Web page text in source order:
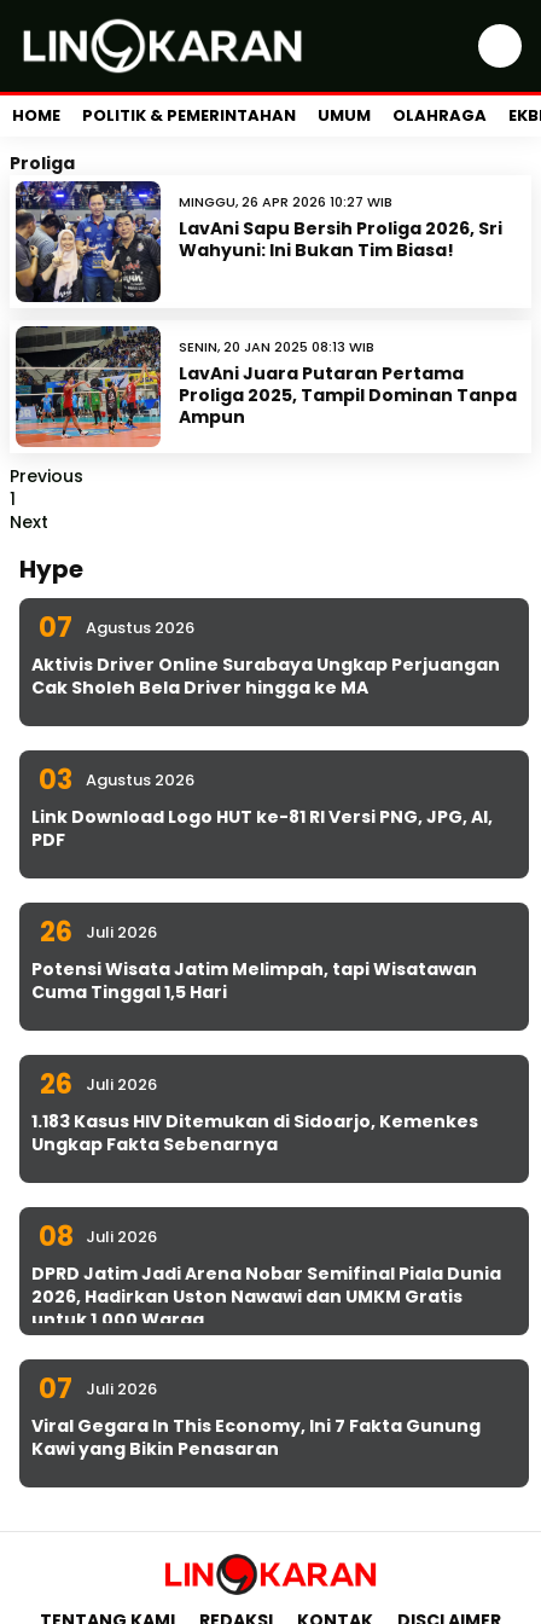
HOME POLITIK & PEMERINTAHAN UMUM OLAHRAGA
Proliga
MINGGU, 26 APR 2026 10:27 WIB
LavAni Sapu Bersih Proliga 2026, Sri
Wahyuni: Ini Bukan Tim Biasa!
SENIN, 20 JAN 2025 08:13 WIB
LavAni Juara Putaran Pertama
Proliga 2025, Tampil Dominan Tanpa
Ampun
Previous
1
Next
Hype
07 Agustus 2026
Aktivis Driver Online Surabaya Ungkap Perjuangan
Cak Sholeh Bela Driver hingga ke MA
03 Agustus 2026
Link Download Logo HUT ke-81 RI Versi PNG, JPG, AI,
PDF
26 Juli 2026
Potensi Wisata Jatim Melimpah, tapi Wisatawan
Cuma Tinggal 1,5 Hari
26 Juli 2026
1.183 Kasus HIV Ditemukan di Sidoarjo, Kemenkes
Ungkap Fakta Sebenarnya
08 Juli 2026
DPRD Jatim Jadi Arena Nobar Semifinal Piala Dunia
2026, Hadirkan Uston Nawawi dan UMKM Gratis
untuk 1.000 Warga
07 Juli 2026
Viral Gegara In This Economy, Ini 7 Fakta Gunung
Kawi yang Bikin Penasaran